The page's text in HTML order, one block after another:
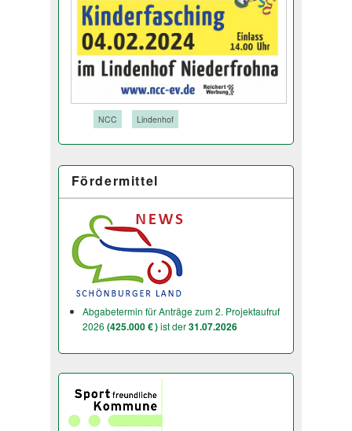
NCC Lindenhof
Fördermittel
Abgabetermin für Anträge zum 2. Projektaufruf
2026 (425.000 € )ist der31.07.2026